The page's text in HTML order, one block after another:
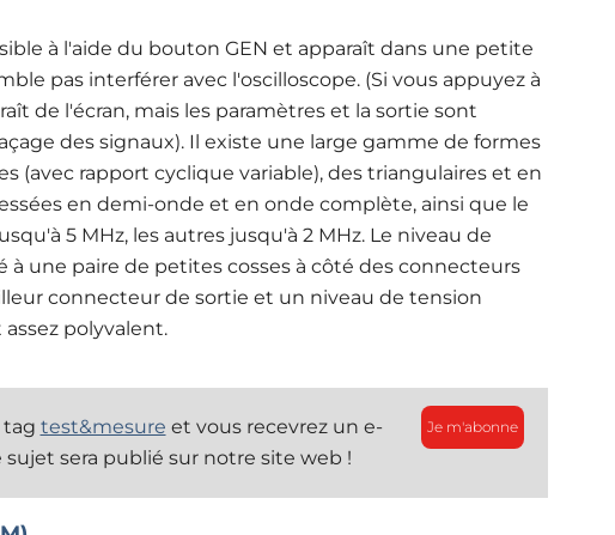
à l'aide du bouton GEN et apparaît dans une petite
pas interférer avec l'oscilloscope. (Si vous appuyez à
de l'écran, mais les paramètres et la sortie sont
des signaux). Il existe une large gamme de formes
(avec rapport cyclique variable), des triangulaires et en
en demi-onde et en onde complète, ainsi que le
5 MHz, les autres jusqu'à 2 MHz. Le niveau de
à une paire de petites cosses à côté des connecteurs
connecteur de sortie et un niveau de tension
assez polyvalent.
Je m'abonne
test&mesure et vous recevrez un e-
sera publié sur notre site web !